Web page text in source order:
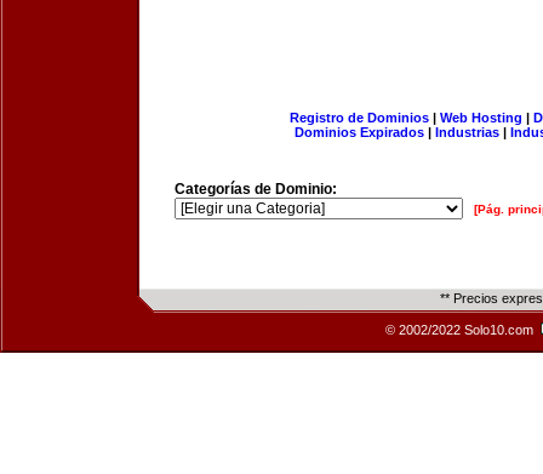
Registro de Dominios| Web Hosting |
Dominios Expirados | Industrias |
Categorías de Dominio:
[Pág.
** Precios
© 2002/2022 Solo10.com